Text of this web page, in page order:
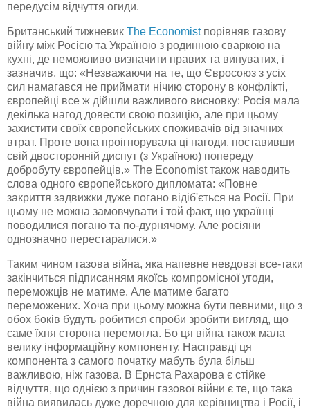
передусім відчуття огиди.
Британський тижневик The Economistпорівняв газову
війну між Росією та Україною з родинною сваркою на
кухні, де неможливо визначити правих та винуватих, і
зазначив, що: «Незважаючи на те, що Євросоюз з усіх
сил намагався не приймати нічию сторону в конфлікті,
європейці все ж дійшли важливого висновку: Росія мала
декілька нагод довести свою позицію, але при цьому
захистити своїх європейських споживачів від значних
втрат. Проте вона проігнорувала ці нагоди, поставивши
свій двосторонній диспут (з Україною) попереду
добробуту європейців.» The Economistтакож наводить
слова одного європейського дипломата: «Повне
закриття задвижки дуже погано відіб'ється на Росії. При
цьому не можна замовчувати і той факт, що українці
поводилися погано та по-дурнячому. Але росіяни
однозначно перестаралися.»
Таким чином газова війна, яка напевне невдовзі все-таки
закінчиться підписанням якоїсь компромісної угоди,
переможців не матиме. Але матиме багато
переможених. Хоча при цьому можна бути певними, що з
обох боків будуть робитися спроби зробити вигляд, що
саме їхня сторона перемогла. Бо ця війна також мала
велику інформаційну компоненту. Насправді ця
компонента з самого початку мабуть була більш
важливою, ніж газова. В Ернста Рахарова є стійке
відчуття, що однією з причин газової війни є те, що така
війна виявилась дуже доречною для керівництва і Росії, і